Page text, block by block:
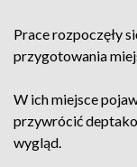
Prace rozpoczęły
przygotowania
W ich miejsce
przywrócić
wygląd.